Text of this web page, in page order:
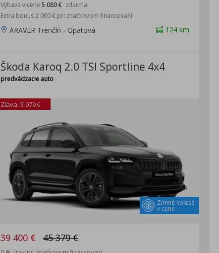
Výbava v cene 5 080 € zdarma
Extra bonus 2 000 € pri značkovom financovaní
124 km
ARAVER Trenčín - Opatová
Škoda Karoq 2.0 TSI Sportline 4x4
predvádzacie auto
Zimné kolesá
v cene
Zľava: 5 979 €
39 400 € 45 379 €